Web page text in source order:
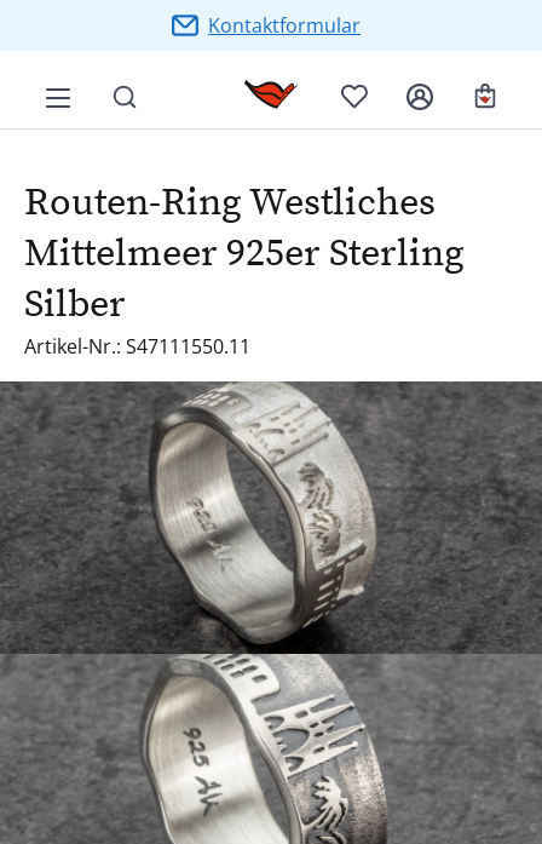
Zum Hauptinhalt springenKontaktformular
Routen-Ring Westliches
Mittelmeer 925er Sterling
Silber
Artikel-Nr.: S47111550.11
Bildergalerie überspringen